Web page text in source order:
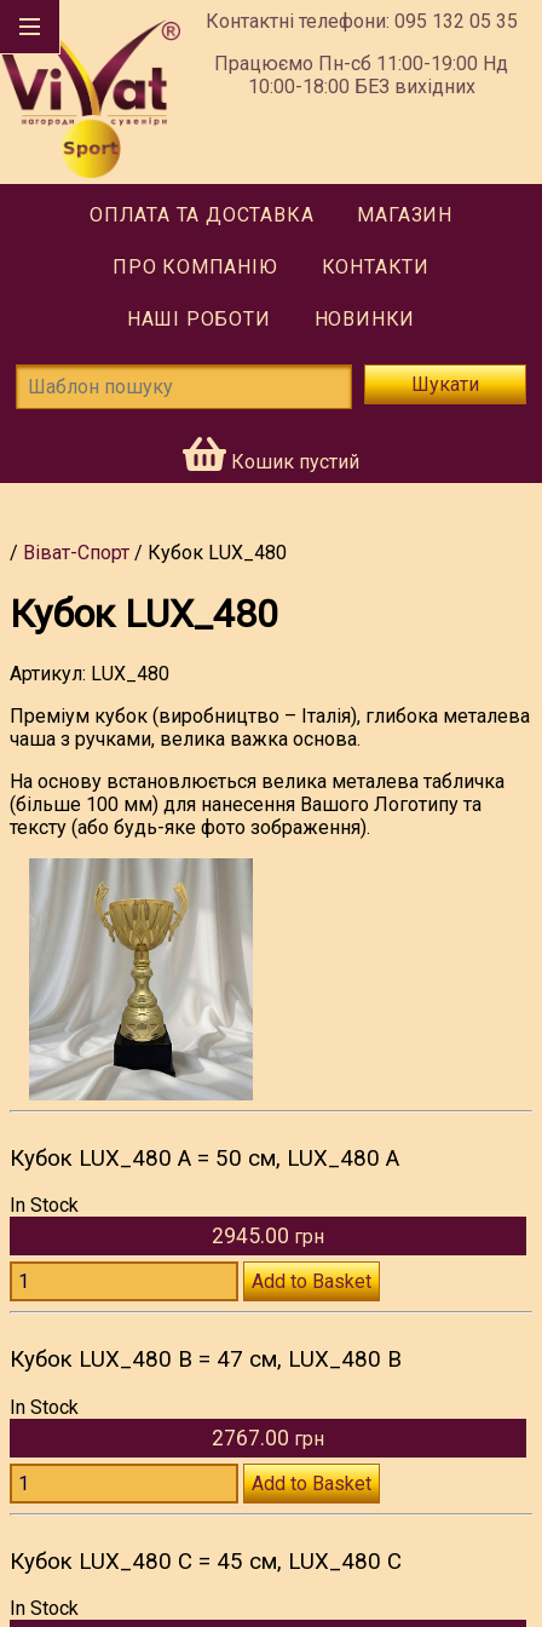
Контактні телефони: 095 132 05 35
Працюємо Пн-сб 11:00-19:00 Нд
10:00-18:00 БЕЗ вихідних
ОПЛАТА ТА ДОСТАВКА МАГАЗИН
ПРО КОМПАНІЮ КОНТАКТИ
НАШІ РОБОТИ НОВИНКИ
Шукати
Кошик пустий
Віват-Спорт Кубок LUX_480
Кубок LUX_480
Артикул: LUX_480
Преміум кубок (виробництво – Італія), глибока металева
чаша з ручками, велика важка основа.
На основу встановлюється велика металева табличка
(більше 100 мм) для нанесення Вашого Логотипу та
тексту (або будь-яке фото зображення).
Кубок LUX_480 A = 50 см, LUX_480 A
In Stock
2945.00 грн
Add to Basket
Кубок LUX_480 B = 47 см, LUX_480 B
In Stock
2767.00 грн
Add to Basket
Кубок LUX_480 C = 45 см, LUX_480 C
In Stock